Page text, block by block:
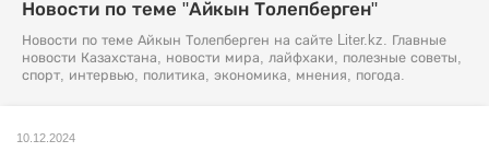
Новости по теме "Айкын Толепберген"
Новости по теме Айкын Толепберген на сайте Liter.kz. Главные
новости Казахстана, новости мира, лайфхаки, полезные советы,
спорт, интервью, политика, экономика, мнения, погода.
10.12.2024